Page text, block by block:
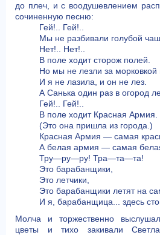
до плеч, и с воодушевлением
сочиненную песню:
Гей!.. Гей!..
Мы не разбивали голубой
Нет!.. Нет!..
В поле ходит сторож полей.
Но мы не лезли за морковкой
И я не лазила, и он не лез.
А Санька один раз в огород
Гей!.. Гей!..
В поле ходит Красная Армия.
(Это она пришла из города.)
Красная Армия — самая
А белая армия — самая
Тру—ру—ру! Тра—та—та!
Это барабанщики,
Это летчики,
Это барабанщики летят на
И я, барабанщица... здесь
Молча и торжественно
цветы и тихо закивали